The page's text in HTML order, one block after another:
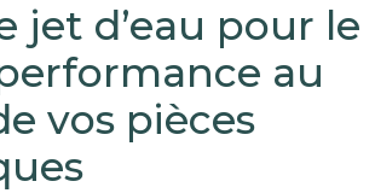
jet d’eau pour le
au
vos pièces